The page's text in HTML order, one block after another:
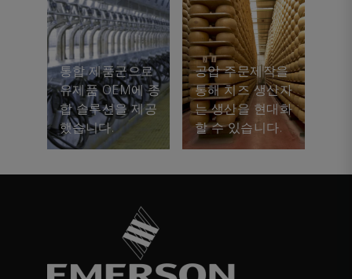
통합 제품군으로
유제품 OEM에 종
합 솔루션을 제공
했습니다.
공압 주문제작을
통해 치즈 생산자
는 생산을 현대화
할 수 있습니다.